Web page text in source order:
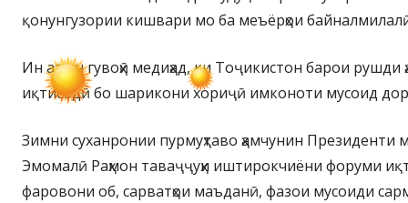
қонунгузории кишвари мо ба меъёрҳои
Ин аз он гувоҳӣ медиҳад, ки Тоҷикистон барои рушди
иқтисодӣ бо шарикони хориҷӣ имконоти мусоид
Зимни суханронии пурмуҳтаво ҳамчунин Президенти
Эмомалӣ Раҳмон таваҷҷуҳи иштирокчиёни форуми
фаровони об, сарватҳои маъданӣ, фазои мусоиди